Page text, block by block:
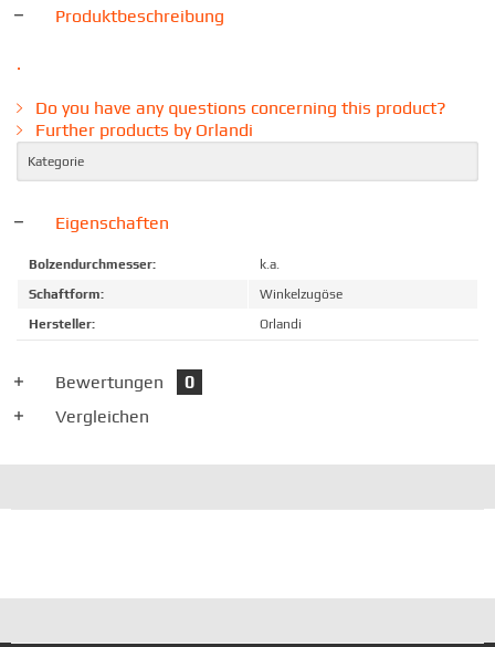
Produktbeschreibung
.
Do you have any questions concerning this product?
Further products by Orlandi
Kategorie
Eigenschaften
Bolzendurchmesser:
k.a.
Schaftform:
Winkelzugöse
Hersteller:
Orlandi
Bewertungen
0
Vergleichen